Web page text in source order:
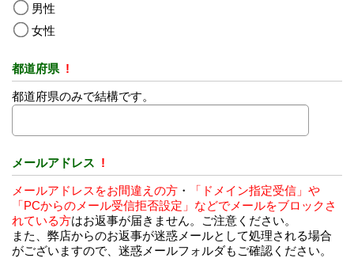
男性
女性
都道府県 !
都道府県のみで結構です。
メールアドレス !
メールアドレスをお間違えの方 ・
「ドメイン指定受信」や
「PCからのメール受信拒否設定」などでメールをブロックさ
れている方はお返事が届きません。ご注意ください。
また、弊店からのお返事が迷惑メールとして処理される場合
がございますので、迷惑メールフォルダもご確認ください。